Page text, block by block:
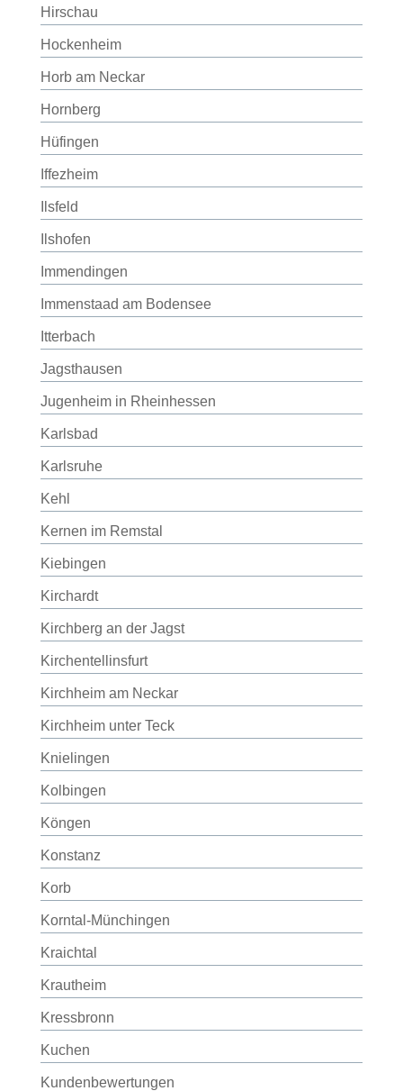
Hirschau
Hockenheim
Horb am Neckar
Hornberg
Hüfingen
Iffezheim
Ilsfeld
Ilshofen
Immendingen
Immenstaad am Bodensee
Itterbach
Jagsthausen
Jugenheim in Rheinhessen
Karlsbad
Karlsruhe
Kehl
Kernen im Remstal
Kiebingen
Kirchardt
Kirchberg an der Jagst
Kirchentellinsfurt
Kirchheim am Neckar
Kirchheim unter Teck
Knielingen
Kolbingen
Köngen
Konstanz
Korb
Korntal-Münchingen
Kraichtal
Krautheim
Kressbronn
Kuchen
Kundenbewertungen